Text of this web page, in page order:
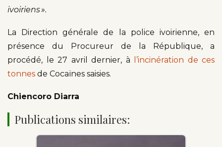
ivoiriens ».
La Direction générale de la police ivoirienne, en
présence du Procureur de la République, a
procédé, le 27 avril dernier, à
l’incinération de ces
tonnes de Cocaïnes saisies.
Chiencoro Diarra
Publications similaires: